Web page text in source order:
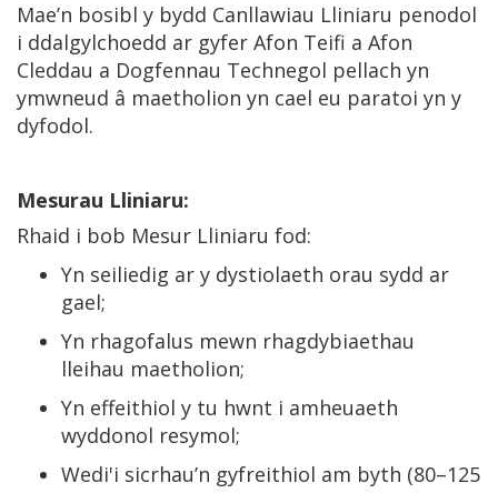
Mae’n bosibl y bydd Canllawiau Lliniaru penodol
i ddalgylchoedd ar gyfer Afon Teifi a Afon
Cleddau a Dogfennau Technegol pellach yn
ymwneud â maetholion yn cael eu paratoi yn y
dyfodol.
Mesurau Lliniaru:
Rhaid i bob Mesur Lliniaru fod:
Yn seiliedig ar y dystiolaeth orau sydd ar
gael;
Yn rhagofalus mewn rhagdybiaethau
lleihau maetholion;
Yn effeithiol y tu hwnt i amheuaeth
wyddonol resymol;
Wedi'i sicrhau’n gyfreithiol am byth (80–125